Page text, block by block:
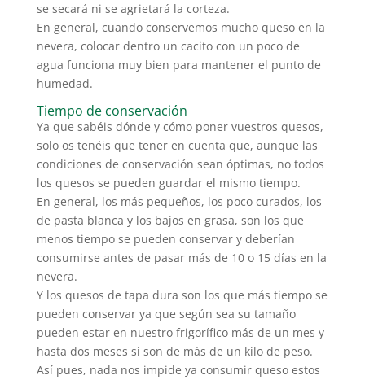
se secará ni se agrietará la corteza.
En general, cuando conservemos mucho queso en la
nevera, colocar dentro un cacito con un poco de
agua funciona muy bien para mantener el punto de
humedad.
Tiempo de conservación
Ya que sabéis dónde y cómo poner vuestros quesos,
solo os tenéis que tener en cuenta que, aunque las
condiciones de conservación sean óptimas, no todos
los quesos se pueden guardar el mismo tiempo.
En general, los más pequeños, los poco curados, los
de pasta blanca y los bajos en grasa, son los que
menos tiempo se pueden conservar y deberían
consumirse antes de pasar más de 10 o 15 días en la
nevera.
Y los quesos de tapa dura son los que más tiempo se
pueden conservar ya que según sea su tamaño
pueden estar en nuestro frigorífico más de un mes y
hasta dos meses si son de más de un kilo de peso.
Así pues, nada nos impide ya consumir queso estos